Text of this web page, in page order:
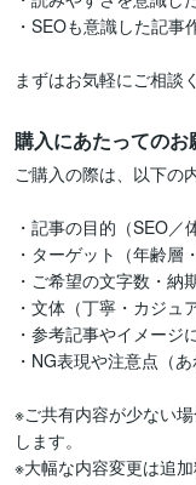
・SEOも意識した記事
まずはお気軽にご相談
購入にあたってのお
ご購入の際は、以下の
・記事の目的（SEO／
・ターゲット（年齢層
・ご希望の文字数・納
・文体（丁寧・カジュ
・参考記事やイメージ
・NG表現や注意点（あ
※ご共有内容が少ない
します。
※大幅な内容変更は追